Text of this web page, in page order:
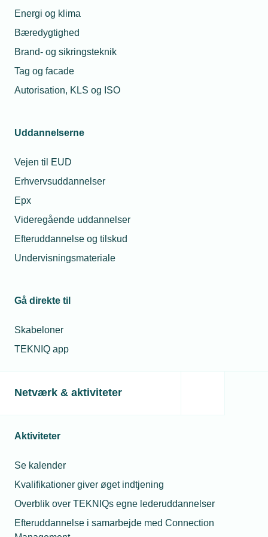
Energi og klima
Bæredygtighed
Brand- og sikringsteknik
Tag og facade
Autorisation, KLS og ISO
Uddannelserne
Vejen til EUD
Erhvervsuddannelser
Epx
Videregående uddannelser
Efteruddannelse og tilskud
Undervisningsmateriale
Gå direkte til
Skabeloner
TEKNIQ app
Netværk & aktiviteter
Aktiviteter
Se kalender
Kvalifikationer giver øget indtjening
Overblik over TEKNIQs egne lederuddannelser
Efteruddannelse i samarbejde med Connection
Relaterede nyheder
03. april 2025
Trumps told kan bremse fremdriften
konsekvenser for erhvervslivet og bremse den grønne og
digitale omstilling af samfundet.
30. oktober 2023
Erhvervsstyrelsen har lavet et nyt website, der gør det
nemmere at undgå eksport til lande med sanktioner fra EU
Rusland, kan udløse både bøder og fængselsstraf.